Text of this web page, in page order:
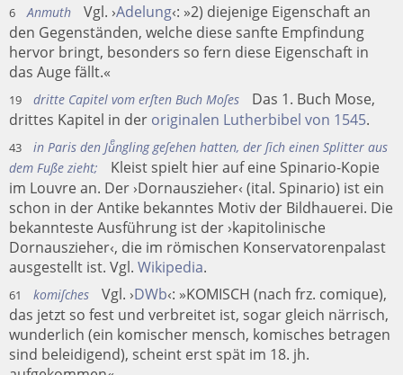
6 Anmuth Vgl. ›Adelung‹: »2) diejenige Eigenschaft an
den Gegenständen, welche diese sanfte Empfindung
hervor bringt, besonders so fern diese Eigenschaft in
das Auge fällt.«
19 dritte Capitel vom erſten Buch Moſes
Das 1. Buch Mose,
drittes Kapitel in der originalen Lutherbibel von 1545.
43
in Paris den Juͤngling geſehen hatten, der ſich einen Splitter aus
dem Fuße zieht;
Kleist spielt hier auf eine Spinario-Kopie
im Louvre an. Der ›Dornauszieher‹ (ital. Spinario) ist ein
schon in der Antike bekanntes Motiv der Bildhauerei. Die
bekannteste Ausführung ist der ›kapitolinische
Dornauszieher‹, die im römischen Konservatorenpalast
ausgestellt ist. Vgl. Wikipedia.
61 komiſches Vgl. ›DWb‹: »KOMISCH (nach frz. comique),
das jetzt so fest und verbreitet ist, sogar gleich närrisch,
wunderlich (ein komischer mensch, komisches betragen
sind beleidigend), scheint erst spät im 18. jh.